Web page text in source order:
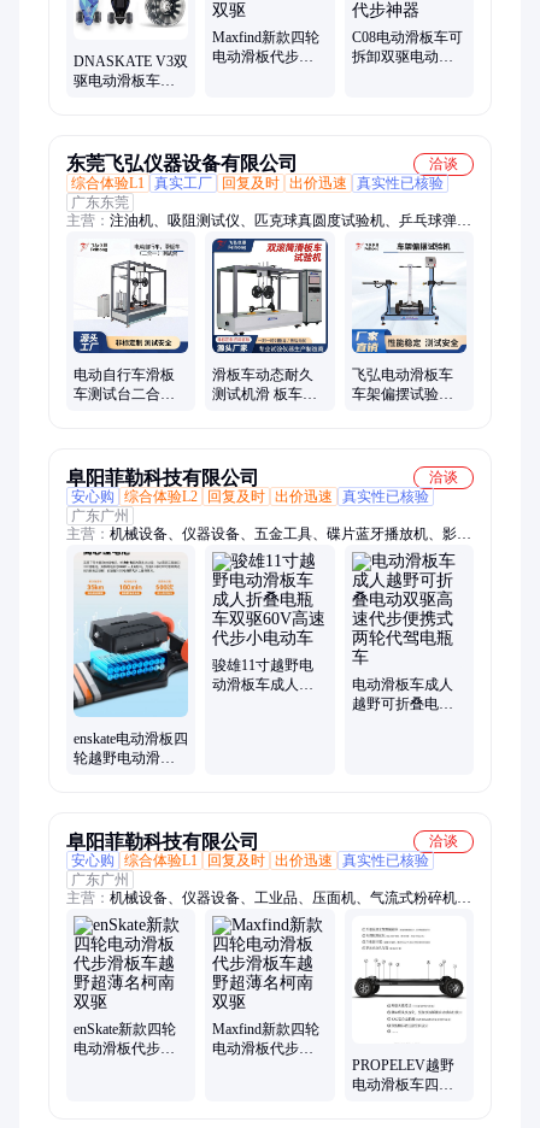
DNASKATE V3双
驱电动滑板车四
Maxfind新款四轮
电动滑板代步滑
C08电动滑板车可
拆卸双驱电动滑
东莞飞弘仪器设备有限公司
洽谈
综合体验L1
真实工厂 回复及时 出价迅速
真实性已核验
广东东莞
主营： 注油机、吸阻测试仪、匹克球真圆度试验机、乒乓球弹跳
试验机、球类反弹试验机、跑步机测试机、人形机器人测试机、
健身器材试验机、关节模组测试机、滑板车跌落测试机、气泵性
能试验机、气泵寿命试验机、车载充气泵试验机、车架振动测试
机、轮圈张力测试机、脚轮行走测试机、驱动轮测试机、电动自
行车试验机、摩托车测试机、自行车测试机、滑板车测试机、助
力自行车测试机、电摩测试台、匹克球拍测试机、车架试验机
电动自行车滑板
车测试台二合一
滑板车动态耐久
测试机滑 板车试
飞弘电动滑板车
车架偏摆试验机
阜阳菲勒科技有限公司
洽谈
安心购
综合体验L2 回复及时 出价迅速
真实性已核验
广东广州
主营： 机械设备、仪器设备、五金工具、碟片蓝牙播放机、影院
音箱、数码印花机、生化培养箱、石油干洗机、无刷充电锤、水
准仪、酒精测试仪、公共饮水机、工业洗衣机、混凝土养护箱、
迷你绣花机、螺杆式闸门、排卵测定仪、激光水平仪、电子平水
仪、气动扳手、投影电视、集成灶蒸烤箱一体、液体粘度测试仪
enskate电动滑板四
轮越野电动滑板
骏雄11寸越野电
动滑板车成人折
电动滑板车成人
越野可折叠电动
阜阳菲勒科技有限公司
洽谈
安心购
综合体验L1 回复及时 出价迅速
真实性已核验
广东广州
主营： 机械设备、仪器设备、工业品、压面机、气流式粉碎机、
蒸饭柜、半自动洗衣机、收银一体机、香薰机、KTV音响套装、
冰沙机、雅马哈电子琴、雅马哈三角钢琴、电吹管、油烟净化
器、七弦古琴、石油干洗机、冷冻柜、精雕仪、食堂餐桌椅、古
琴、显微镜、炒冰机
enSkate新款四轮
电动滑板代步滑
Maxfind新款四轮
电动滑板代步滑
PROPELEV越野
电动滑板车四轮